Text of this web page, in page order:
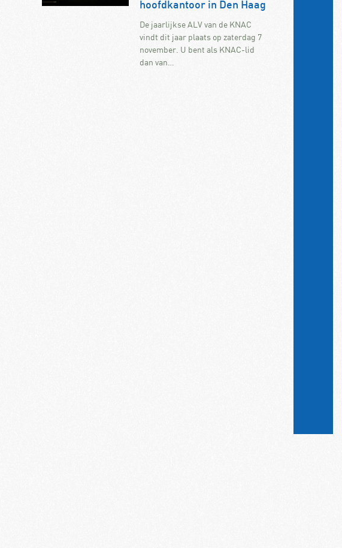
hoofdkantoor in Den Haag
De jaarlijkse ALV van de KNAC
vindt dit jaar plaats op zaterdag 7
november. U bent als KNAC-lid
dan van…